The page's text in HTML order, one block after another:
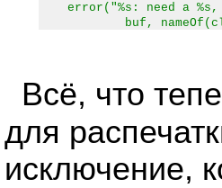
error("%s: need a %s,
buf,
Всё, что
для
исключение,